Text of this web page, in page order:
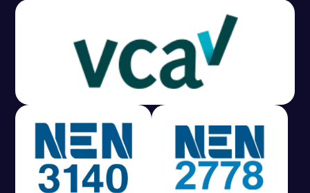
M
Gratis offerte in 24 uur
Geen lekkage? Geen betaling.
Vast tarief van € 395,- exc btw.
Rapport binnen 3 werkdagen.
100% RIsicovrij.